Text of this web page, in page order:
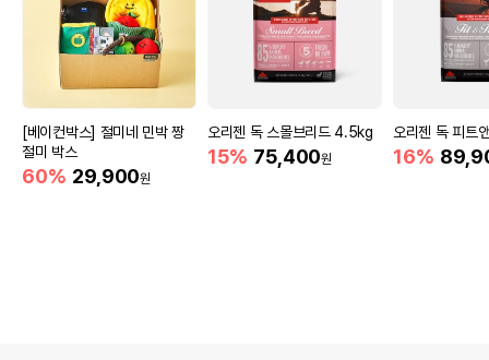
[베이컨박스] 절미네 민박 짱
절미 박스
60% 29,900원
오리젠 독 스몰브리드 4.5kg
15% 75,400원
오리젠 독 피트
16%